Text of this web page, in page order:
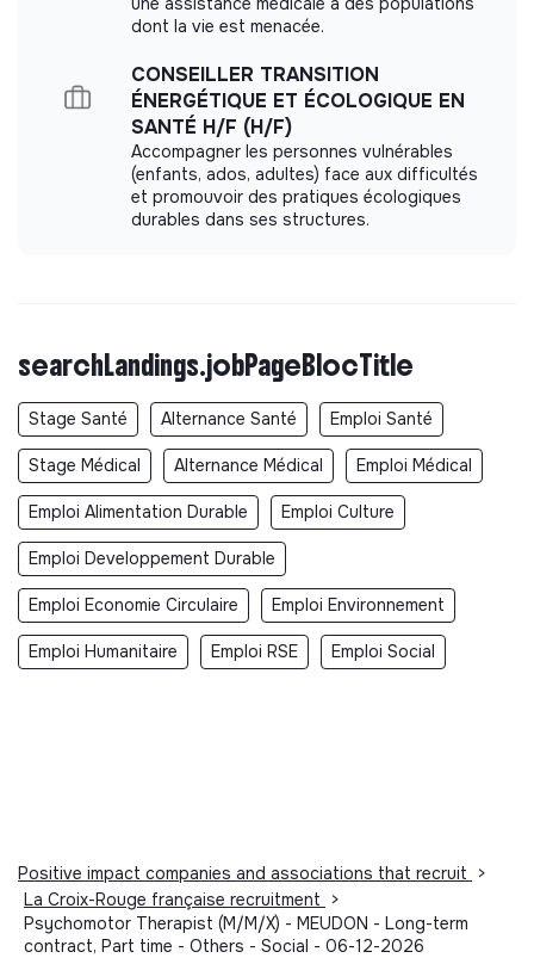
dont la vie est menacée.
CONSEILLER TRANSITION
ÉNERGÉTIQUE ET ÉCOLOGIQUE EN
SANTÉ H/F (H/F)
Accompagner les personnes vulnérables
(enfants, ados, adultes) face aux difficultés
et promouvoir des pratiques écologiques
durables dans ses structures.
searchLandings.jobPageBlocTitle
Stage Santé Alternance Santé Emploi Santé
Stage Médical Alternance Médical Emploi Médical
Emploi Alimentation Durable Emploi Culture
Emploi Developpement Durable
Emploi Economie Circulaire Emploi Environnement
Emploi Humanitaire Emploi RSE Emploi Social
Positive impact companies and associations that recruit
>
La Croix-Rouge française recruitment
>
Psychomotor Therapist (M/M/X) - MEUDON - Long-term
contract, Part time - Others - Social - 06-12-2026